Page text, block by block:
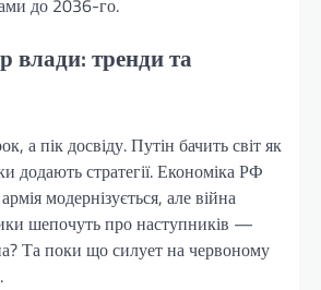
до 2036-го.
влади: тренди та
а пік досвіду. Путін бачить світ як
додають стратегії. Економіка РФ
модернізується, але війна
шепочуть про наступників —
Та поки що силует на червоному